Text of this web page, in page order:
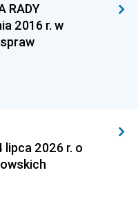
RADY
2016 r. w
lipca 2026 r. o